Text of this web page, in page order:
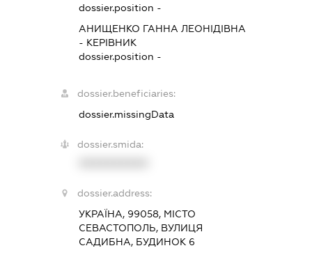
dossier.position -
АНИЩЕНКО ГАННА ЛЕОНІДІВНА
- КЕРІВНИК
dossier.position -
dossier.beneficiaries:
dossier.missingData
dossier.smida:
dossier.address:
УКРАЇНА, 99058, МІСТО
СЕВАСТОПОЛЬ, ВУЛИЦЯ
САДИБНА, БУДИНОК 6